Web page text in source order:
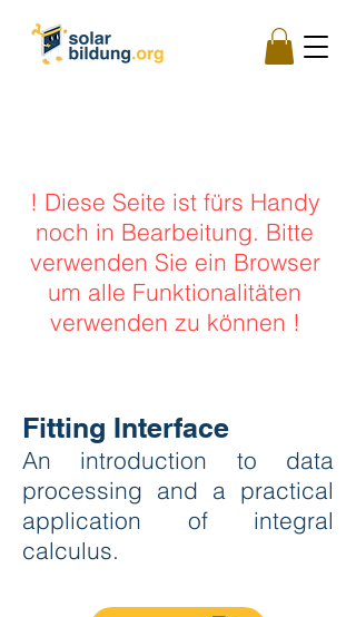
! Diese Seite ist fürs Handy
noch in Bearbeitung. Bitte
verwenden Sie ein Browser
um alle Funktionalitäten
verwenden zu können !
Fitting Interface
An introduction to data
processing and a practical
application of integral
calculus.